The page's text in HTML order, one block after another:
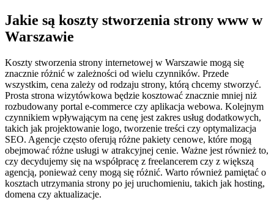
Jakie są koszty stworzenia strony www w
Warszawie
Koszty stworzenia strony internetowej w Warszawie mogą się
znacznie różnić w zależności od wielu czynników. Przede
wszystkim, cena zależy od rodzaju strony, którą chcemy stworzyć.
Prosta strona wizytówkowa będzie kosztować znacznie mniej niż
rozbudowany portal e-commerce czy aplikacja webowa. Kolejnym
czynnikiem wpływającym na cenę jest zakres usług dodatkowych,
takich jak projektowanie logo, tworzenie treści czy optymalizacja
SEO. Agencje często oferują różne pakiety cenowe, które mogą
obejmować różne usługi w atrakcyjnej cenie. Ważne jest również to,
czy decydujemy się na współpracę z freelancerem czy z większą
agencją, ponieważ ceny mogą się różnić. Warto również pamiętać o
kosztach utrzymania strony po jej uruchomieniu, takich jak hosting,
domena czy aktualizacje.